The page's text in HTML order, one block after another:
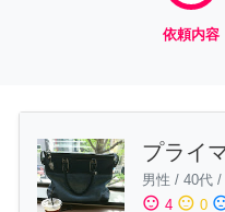
依頼内容
プライ
男性 / 40代 /
sentiment_satisfied 4 sentiment_neutral 0